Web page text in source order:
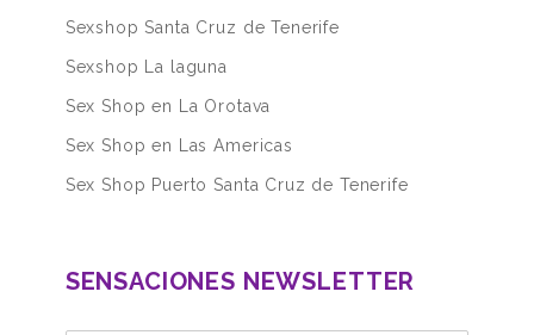
Sexshop Santa Cruz de Tenerife
Sexshop La laguna
Sex Shop en La Orotava
Sex Shop en Las Americas
Sex Shop Puerto Santa Cruz de Tenerife
SENSACIONES NEWSLETTER